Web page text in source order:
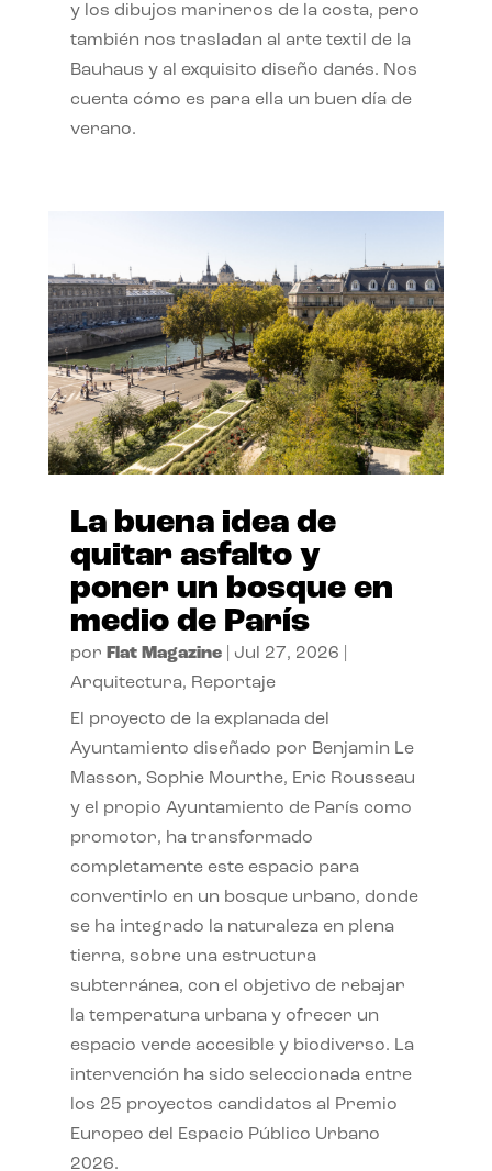
y los dibujos marineros de la costa, pero
también nos trasladan al arte textil de la
Bauhaus y al exquisito diseño danés. Nos
cuenta cómo es para ella un buen día de
verano.
La buena idea de
quitar asfalto y
poner un bosque en
medio de París
por Flat Magazine| Jul 27, 2026
Arquitectura, Reportaje
El proyecto de la explanada del
Ayuntamiento diseñado por Benjamin Le
Masson, Sophie Mourthe, Eric Rousseau
y el propio Ayuntamiento de París como
promotor, ha transformado
completamente este espacio para
convertirlo en un bosque urbano, donde
se ha integrado la naturaleza en plena
tierra, sobre una estructura
subterránea, con el objetivo de rebajar
la temperatura urbana y ofrecer un
espacio verde accesible y biodiverso. La
intervención ha sido seleccionada entre
los 25 proyectos candidatos al Premio
Europeo del Espacio Público Urbano
2026.